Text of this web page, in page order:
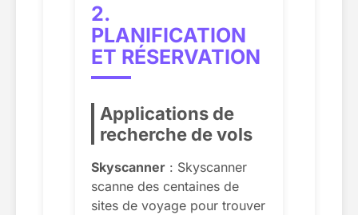
2.
PLANIFICATION
ET RÉSERVATION
Applications de
recherche de vols
Skyscanner : Skyscanner
scanne des centaines de
sites de voyage pour trouver